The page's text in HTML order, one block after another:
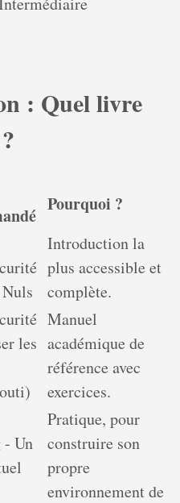
: Quel livre
Pourquoi ?
Introduction la
plus accessible et
complète.
les
Manuel
académique de
référence avec
exercices.
- Un
Pratique, pour
construire son
propre
environnement de